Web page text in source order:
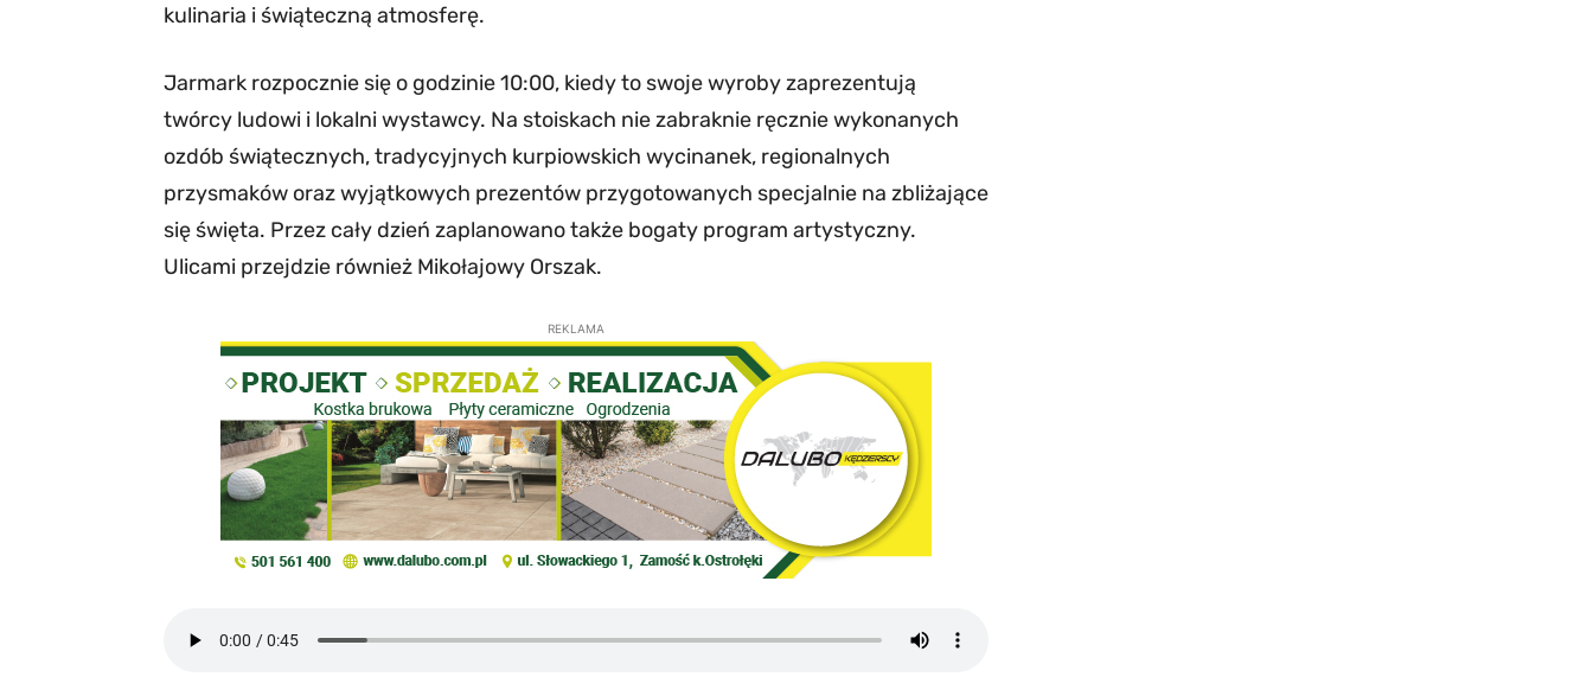
kulinaria i świąteczną atmosferę.
Jarmark rozpocznie się o godzinie 10:00, kiedy to swoje wyroby zaprezentują
twórcy ludowi i lokalni wystawcy. Na stoiskach nie zabraknie ręcznie wykonanych
ozdób świątecznych, tradycyjnych kurpiowskich wycinanek, regionalnych
przysmaków oraz wyjątkowych prezentów przygotowanych specjalnie na zbliżające
się święta. Przez cały dzień zaplanowano także bogaty program artystyczny.
Ulicami przejdzie również Mikołajowy Orszak.
REKLAMA